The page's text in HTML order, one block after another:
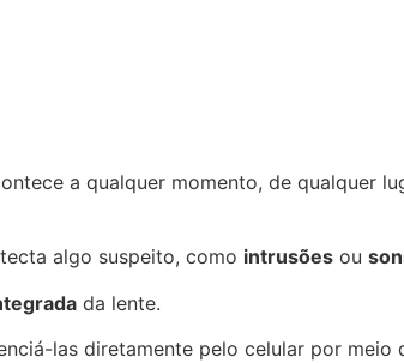
a qualquer momento, de qualquer
algo suspeito, como intrusões ou
da lente.
las diretamente pelo celular por meio